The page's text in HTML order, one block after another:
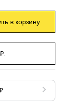
в корзину